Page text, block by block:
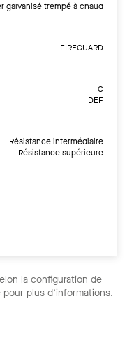
galvanisé trempé à chaud
FIREGUARD
C
DEF
Résistance intermédiaire
Résistance supérieure
la configuration de
plus d’informations.